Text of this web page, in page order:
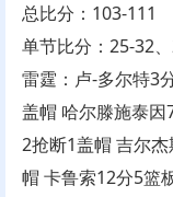
总比分：103-111
单节比分：25-32
雷霆：卢-多尔特3
盖帽 哈尔滕施泰
2抢断1盖帽 吉尔
帽 卡鲁索12分5篮